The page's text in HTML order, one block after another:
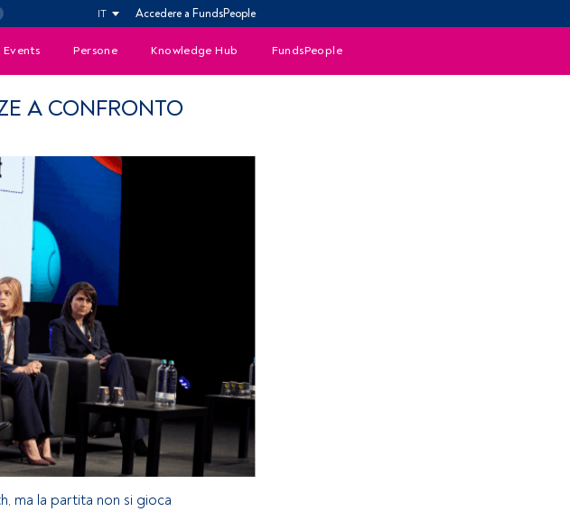
IT Accedere a FundsPeople
Events Persone Knowledge Hub FundsPeople
A CONFRONTO
ma la partita non si gioca